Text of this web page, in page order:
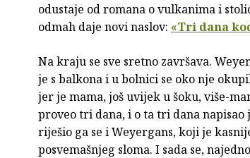
odustaje od romana o vulkanima i
odmah daje novi naslov: «Tri dana
Na kraju se sve sretno završava.
je s balkona i u bolnici se oko nje
jer je mama, još uvijek u šoku, više-
proveo tri dana, i o ta tri dana
riješio ga se i Weyergans, koji je
posvemašnjeg sloma. I sada se,